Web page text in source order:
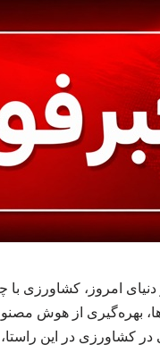
امروز، کشاورزی
بهره‌گیری از هوش
کشاورزی در این